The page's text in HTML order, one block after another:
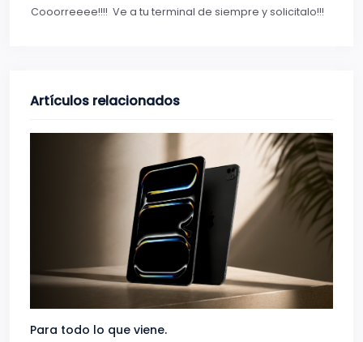
Cooorreeee!!!! Ve a tu terminal de siempre y solicitalo!!!
Artículos relacionados
Para todo lo que viene.